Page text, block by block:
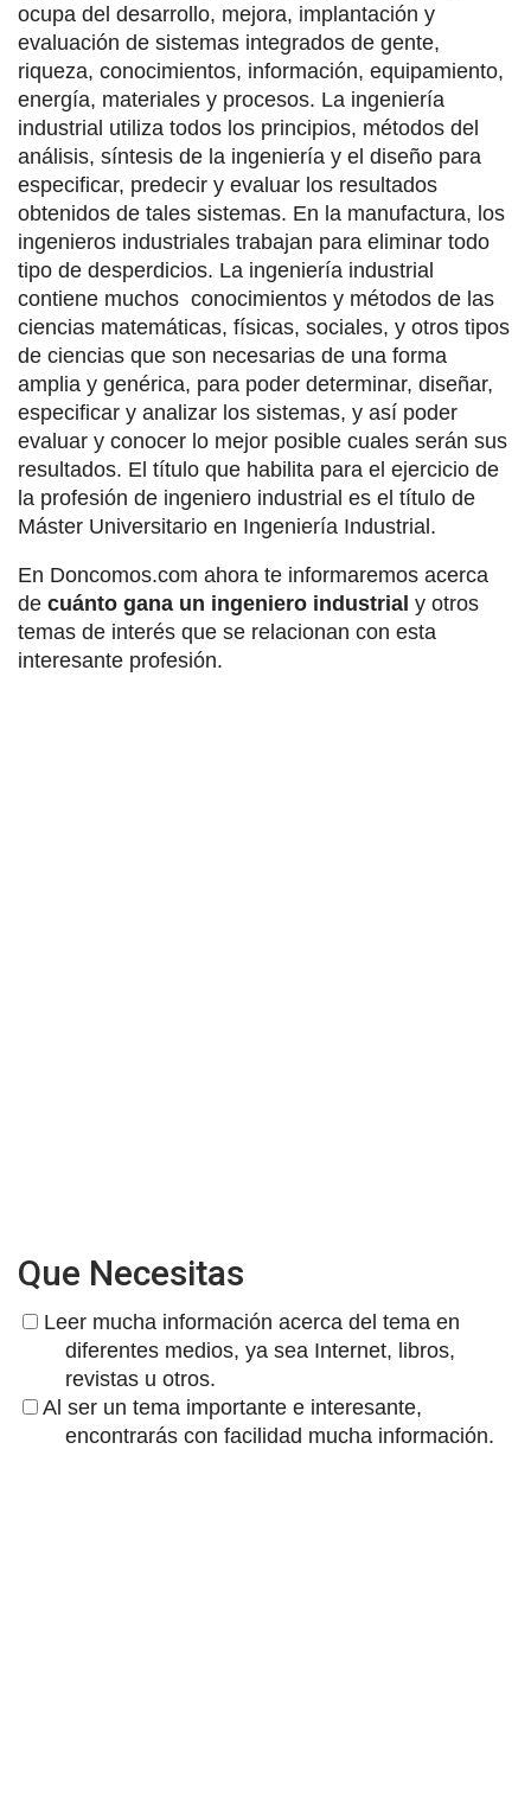
ocupa del desarrollo, mejora, implantación y
evaluación de sistemas integrados de gente,
riqueza, conocimientos, información, equipamiento,
energía, materiales y procesos. La ingeniería
industrial utiliza todos los principios, métodos del
análisis, síntesis de la ingeniería y el diseño para
especificar, predecir y evaluar los resultados
obtenidos de tales sistemas. En la manufactura, los
ingenieros industriales trabajan para eliminar todo
tipo de desperdicios. La ingeniería industrial
contiene muchos conocimientos y métodos de las
ciencias matemáticas, físicas, sociales, y otros tipos
de ciencias que son necesarias de una forma
amplia y genérica, para poder determinar, diseñar,
especificar y analizar los sistemas, y así poder
evaluar y conocer lo mejor posible cuales serán sus
resultados. El título que habilita para el ejercicio de
la profesión de ingeniero industrial es el título de
Máster Universitario en Ingeniería Industrial.
En Doncomos.com ahora te informaremos acerca
de cuánto gana un ingeniero industrial y otros
temas de interés que se relacionan con esta
interesante profesión.
Que Necesitas
Leer mucha información acerca del tema en
diferentes medios, ya sea Internet, libros,
revistas u otros.
Al ser un tema importante e interesante,
encontrarás con facilidad mucha información.